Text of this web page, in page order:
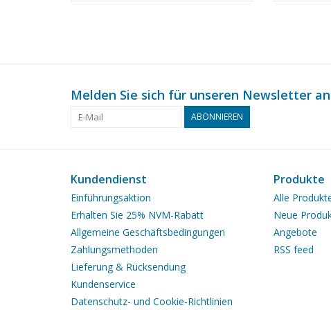
Melden Sie sich für unseren Newsletter
ABONNIEREN
Kundendienst
Einführungsaktion
Erhalten Sie 25% NVM-Rabatt
Allgemeine Geschäftsbedingungen
Zahlungsmethoden
Lieferung & Rücksendung
Kundenservice
Datenschutz- und Cookie-Richtlinien
Produkte
Alle
Neue
Angebote
RSS feed